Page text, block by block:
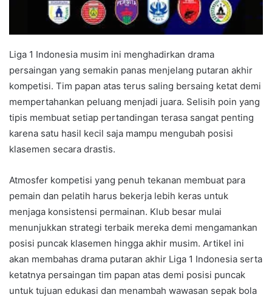
Liga 1 Indonesia musim ini menghadirkan drama
persaingan yang semakin panas menjelang putaran akhir
kompetisi. Tim papan atas terus saling bersaing ketat demi
mempertahankan peluang menjadi juara. Selisih poin yang
tipis membuat setiap pertandingan terasa sangat penting
karena satu hasil kecil saja mampu mengubah posisi
klasemen secara drastis.
Atmosfer kompetisi yang penuh tekanan membuat para
pemain dan pelatih harus bekerja lebih keras untuk
menjaga konsistensi permainan. Klub besar mulai
menunjukkan strategi terbaik mereka demi mengamankan
posisi puncak klasemen hingga akhir musim. Artikel ini
akan membahas drama putaran akhir Liga 1 Indonesia serta
ketatnya persaingan tim papan atas demi posisi puncak
untuk tujuan edukasi dan menambah wawasan sepak bola